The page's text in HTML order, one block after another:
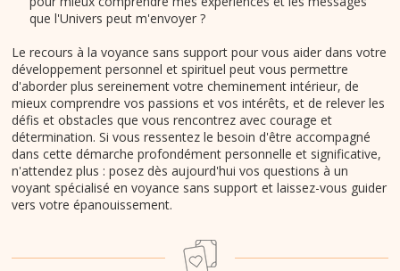
que l'Univers peut m'envoyer ?
Le recours à la voyance sans support pour vous aider dans votre
développement personnel et spirituel peut vous permettre
d'aborder plus sereinement votre cheminement intérieur, de
mieux comprendre vos passions et vos intérêts, et de relever les
défis et obstacles que vous rencontrez avec courage et
détermination. Si vous ressentez le besoin d'être accompagné
dans cette démarche profondément personnelle et significative,
n'attendez plus : posez dès aujourd'hui vos questions à un
voyant spécialisé en voyance sans support et laissez-vous guider
vers votre épanouissement.